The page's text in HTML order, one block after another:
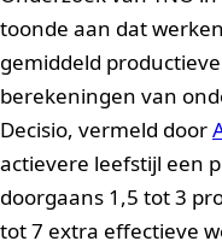
toonde aan dat
gemiddeld
berekeningen van
Decisio, vermeld door
actievere leefstijl een
doorgaans 1,5 tot 3
tot 7 extra effectieve